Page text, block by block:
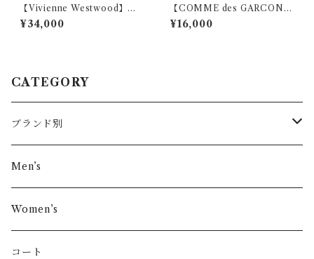
【Vivienne Westwood】ヴ
ィヴィアンウエストウッド エ
ンボスオーブロゴアコードレ
¥34,000
【COMME des GARCON
S】コムデギャルソン ロゴ入り
PVCペーパートートバッグ
¥16,000
CATEGORY
ブランド別
その他ブランド
COMME des GARÇONS
Vivienne Westwood
Men’s
Women’s
コート